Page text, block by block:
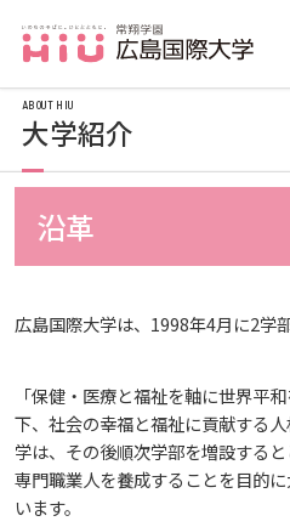
受験生の保
在学生の方
保護者の方
沿革
広島国際大学は、1998年4月に2学
「保健・医療と福祉を軸に世界平
下、社会の幸福と福祉に貢献する
学は、その後順次学部を増設する
専門職業人を養成することを目的
います。
ABOUT HIU
大学紹介
大学紹介
教育の特色
将来像
教育研究上の目的・基本
研究者要覧
規定
規定・教育課程・シラバス
施設案内